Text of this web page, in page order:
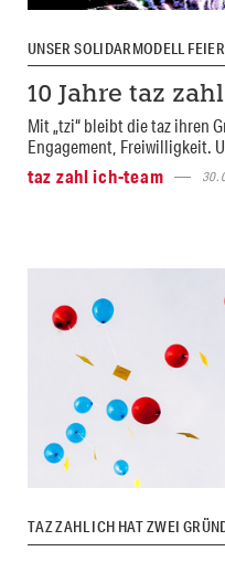
UNSER SOLIDARMODELL
10 Jahre taz
Mit „tzi“ bleibt die taz ihren
Engagement, Freiwilligkeit.
taz zahl ich-team
TAZ ZAHL ICH HAT ZWEI